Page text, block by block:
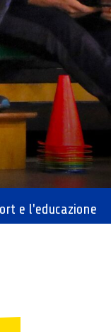
e l'educazione